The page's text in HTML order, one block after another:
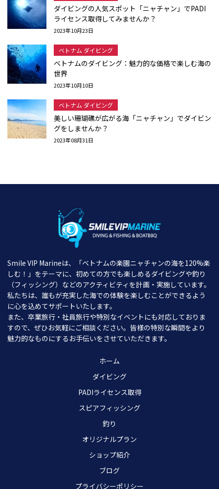
ダイビングの人気スポット「ニャチャン」でPADI
ライセンス取得してみませんか？
2023年10月23日
ベトナム ダイビング
ベトナムのダイビング：魅力的な価格で楽しむ海の
世界
2023年10月10日
ベトナム ダイビング
美しい珊瑚礁が広がる海「ニャチャン」でダイビン
グをしませんか？
2023年08月31日
Smile VIP Marineは、「ベトナムの楽園ニャチャンの海を120%楽
しむ！」をテーマに、初めての方でも楽しめるダイビングや釣り
（フィッシング）などのアクティビティを計画・実施しています。
私たちは、誰もが充実した海での体験を楽しむことができるよう
に心を込めてサポートいたします。
また、卒業旅行・社員旅行や特別なイベントにも対応しておりま
すので、ぜひお気軽にご相談ください。皆様の特別な瞬間をより
魅力的なものにするお手伝いをさせていただきます。
ホーム
ダイビング
PADIライセンス取得
スピアフィッシング
釣り
オリジナルプラン
ショップ紹介
ブログ
プライバシーポリシー